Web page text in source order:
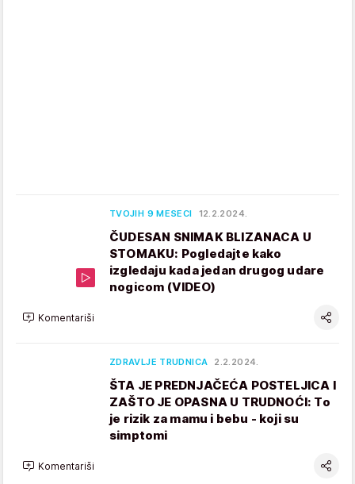
TVOJIH 9 MESECI 12.2.2024.
ČUDESAN SNIMAK BLIZANACA U
STOMAKU: Pogledajte kako
izgledaju kada jedan drugog udare
nogicom (VIDEO)
Komentariši
ZDRAVLJE TRUDNICA 2.2.2024.
ŠTA JE PREDNJAČEĆA POSTELJICA I
ZAŠTO JE OPASNA U TRUDNOĆI: To
je rizik za mamu i bebu - koji su
simptomi
Komentariši